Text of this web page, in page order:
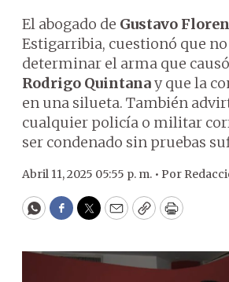
El abogado de Gustavo
Estigarribia, cuestionó que
determinar el arma que
Rodrigo Quintanay que la
en una silueta. También
cualquier policía o militar
ser condenado sin pruebas
Abril 11, 2025 05:55 p. m. • Por
WhatsApp
Facebook
Twitter
EmailCopyPrint